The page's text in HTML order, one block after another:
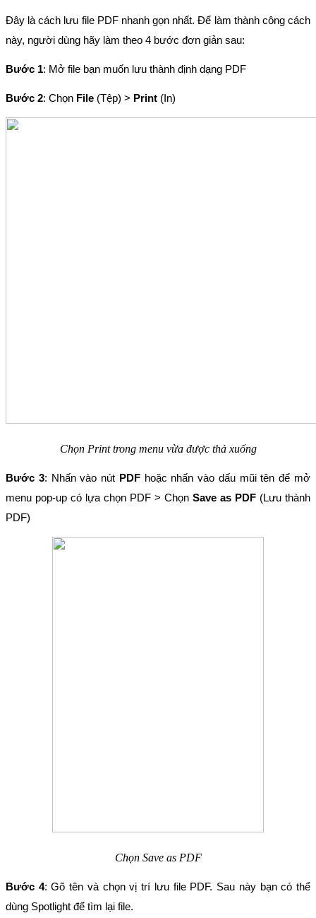
Đây là cách lưu file PDF nhanh gọn nhất. Để làm thành công cách
này, người dùng hãy làm theo 4 bước đơn giản sau:
Bước 1: Mở file bạn muốn lưu thành định dạng PDF
Bước 2: Chọn File (Tệp) > Print (In)
Chọn Print trong menu vừa được thả xuống
Bước 3: Nhấn vào nút PDF hoặc nhấn vào dấu mũi tên để mở
menu pop-up có lựa chọn PDF > Chọn Save as PDF (Lưu thành
PDF)
Chọn Save as PDF
Bước 4: Gõ tên và chọn vị trí lưu file PDF. Sau này bạn có thể
dùng Spotlight để tìm lại file.